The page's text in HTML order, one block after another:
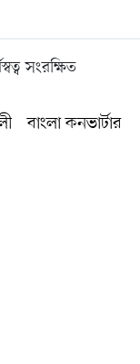
সংরক্ষিত
বাংলা কনভার্টার